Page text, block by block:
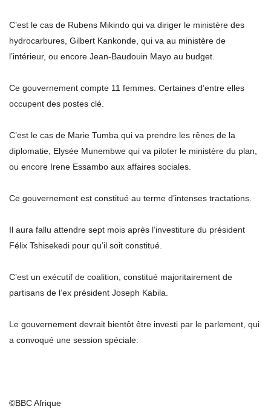
C’est le cas de Rubens Mikindo qui va diriger le ministère des
hydrocarbures, Gilbert Kankonde, qui va au ministère de
l’intérieur, ou encore Jean-Baudouin Mayo au budget.
Ce gouvernement compte 11 femmes. Certaines d’entre elles
occupent des postes clé.
C’est le cas de Marie Tumba qui va prendre les rênes de la
diplomatie, Elysée Munembwe qui va piloter le ministère du plan,
ou encore Irene Essambo aux affaires sociales.
Ce gouvernement est constitué au terme d’intenses tractations.
Il aura fallu attendre sept mois après l’investiture du président
Félix Tshisekedi pour qu’il soit constitué.
C’est un exécutif de coalition, constitué majoritairement de
partisans de l’ex président Joseph Kabila.
Le gouvernement devrait bientôt être investi par le parlement, qui
a convoqué une session spéciale.
©BBC Afrique